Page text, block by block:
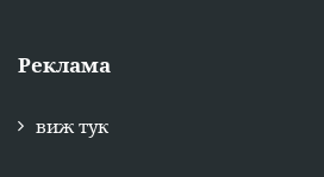
Реклама
виж тук